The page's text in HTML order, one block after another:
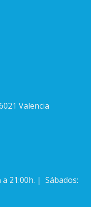
Valencia
21:00h. | Sábados: